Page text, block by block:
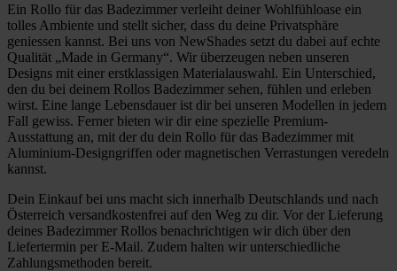
Ein Rollo für das Badezimmer verleiht deiner Wohlfühloase ein
tolles Ambiente und stellt sicher, dass du deine Privatsphäre
geniessen kannst. Bei uns von NewShades setzt du dabei auf echte
Qualität „Made in Germany“. Wir überzeugen neben unseren
Designs mit einer erstklassigen Materialauswahl. Ein Unterschied,
den du bei deinem Rollos Badezimmer sehen, fühlen und erleben
wirst. Eine lange Lebensdauer ist dir bei unseren Modellen in jedem
Fall gewiss. Ferner bieten wir dir eine spezielle Premium-
Ausstattung an, mit der du dein Rollo für das Badezimmer mit
Aluminium-Designgriffen oder magnetischen Verrastungen veredeln
kannst.
Dein Einkauf bei uns macht sich innerhalb Deutschlands und nach
Österreich versandkostenfrei auf den Weg zu dir. Vor der Lieferung
deines Badezimmer Rollos benachrichtigen wir dich über den
Liefertermin per E-Mail. Zudem halten wir unterschiedliche
Zahlungsmethoden bereit.